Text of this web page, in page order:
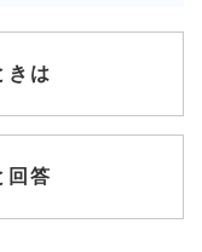
きは
回答